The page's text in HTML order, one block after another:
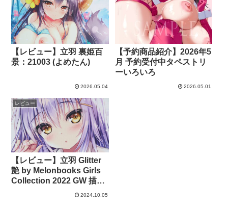
【レビュー】立羽 裏姫百
景：21003 (よめたん)
2026.05.04
【予約商品紹介】2026年5
月 予約受付中タペストリ
ーいろいろ
2026.05.01
レビュー
【レビュー】立羽 Glitter
艶 by Melonbooks Girls
Collection 2022 GW 描き
下ろしWスエードタペスト
2024.10.05